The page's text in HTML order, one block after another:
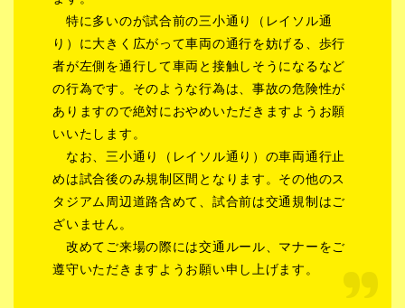
特に多いのが試合前の三小通り（レイソル通
り）に大きく広がって車両の通行を妨げる、歩行
者が左側を通行して車両と接触しそうになるなど
の行為です。そのような行為は、事故の危険性が
ありますので絶対におやめいただきますようお願
いいたします。
なお、三小通り（レイソル通り）の車両通行止
めは試合後のみ規制区間となります。その他のス
タジアム周辺道路含めて、試合前は交通規制はご
ざいません。
改めてご来場の際には交通ルール、マナーをご
遵守いただきますようお願い申し上げます。